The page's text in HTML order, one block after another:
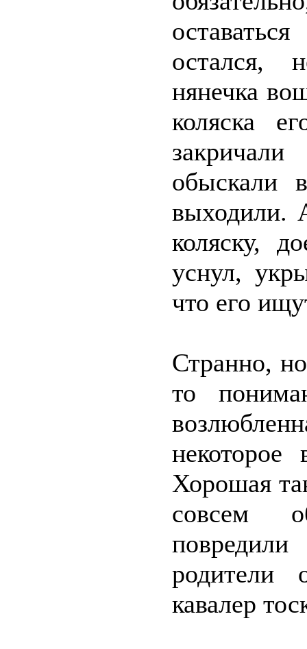
остался,
нянечка
коляска
обыскали
выходили.
коляску,
уснул,
что его
Странно,
то
некоторое
Хорошая
совсем
родители
кавалер